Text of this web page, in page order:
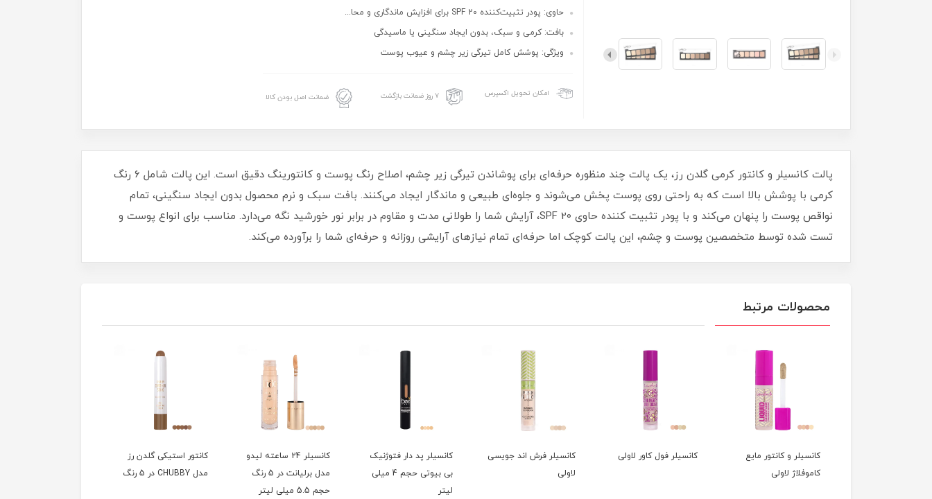
حاوی: پودر تثبیت‌کننده SPF 20 برای افزایش ماندگاری و محا...
بافت: کرمی و سبک، بدون ایجاد سنگینی یا ماسیدگی
ویژگی: پوشش کامل تیرگی زیر چشم و عیوب پوست
امکان تحویل اکسپرس ۷ روز ضمانت بازگشت ضمانت اصل بودن کالا
پالت کانسیلر و کانتور کرمی گلدن رز، یک پالت چند منظوره حرفه‌ای برای پوشاندن تیرگی زیر چشم، اصلاح رنگ پوست و کانتورینگ دقیق است. این پالت شامل ۶ رنگ
کرمی با پوشش بالا است که به راحتی روی پوست پخش می‌شوند و جلوه‌ای طبیعی و ماندگار ایجاد می‌کنند. بافت سبک و نرم محصول بدون ایجاد سنگینی، تمام
نواقص پوست را پنهان می‌کند و با پودر تثبیت‌ کننده حاوی SPF 20، آرایش شما را طولانی‌ مدت و مقاوم در برابر نور خورشید نگه می‌دارد. مناسب برای انواع پوست و
تست شده توسط متخصصین پوست و چشم، این پالت کوچک اما حرفه‌ای تمام نیازهای آرایشی روزانه و حرفه‌ای شما را برآورده می‌کند.
محصولات مرتبط
کانسیلر و کانتور مایع
کاموفلاژ لاولی
کانسیلر فول کاور لاولی
کانسیلر فرش اند جویسی
لاولی
کانسیلر پد دار فتوژنیک
بی بیوتی حجم 4 میلی
لیتر
کانسیلر 24 ساعته لیدو
مدل برلیانت در 5 رنگ
حجم 5.5 میلی لیتر
کانتور استیکی گلدن رز
مدل CHUBBY در 5 رنگ